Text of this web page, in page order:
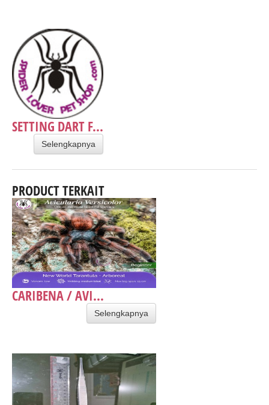
SETTING DART F...
Selengkapnya
PRODUCT TERKAIT
CARIBENA / AVI...
Selengkapnya